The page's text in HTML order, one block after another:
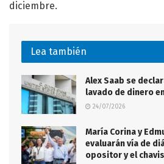
diciembre.
Lea también
Alex Saab se
lavado de dinero en
24/07/2026
María Corina y
evaluarán vía de
opositor y el